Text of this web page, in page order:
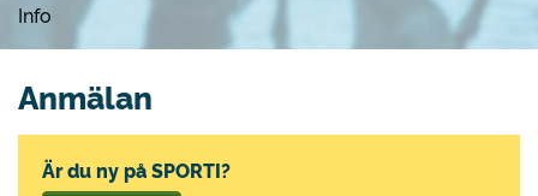
Info
Anmälan
Är du ny på SPORTI?